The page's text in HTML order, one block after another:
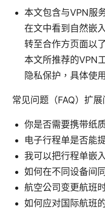
本文包含与VPN服
在文中看到自然嵌
转至合作方页面以
本文所推荐的VPN
隐私保护，具体使
常见问题（FAQ）扩展
你是否需要携带纸
电子行程单是否能
我可以把行程单嵌
如何在不同设备间
航空公司变更航班
如何应对国际航班